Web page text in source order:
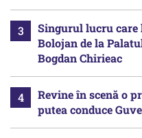
Singurul lucru
Bolojan de la
Bogdan Chirieac
Revine în scenă o
putea conduce